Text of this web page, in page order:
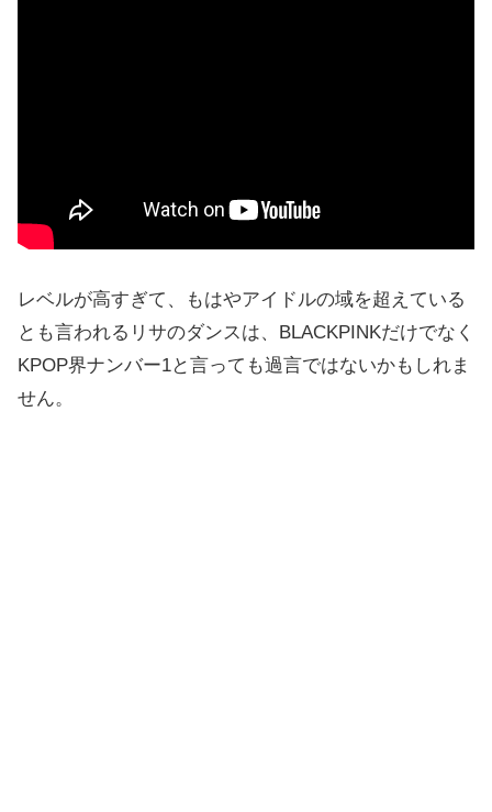
レベルが高すぎて、もはやアイドルの域を超えている
とも言われるリサのダンスは、BLACKPINKだけでなく
KPOP界ナンバー1と言っても過言ではないかもしれま
せん。